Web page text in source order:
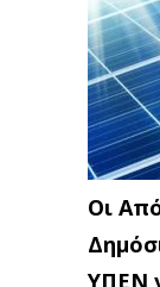
Οι
ΥΠΕΝ